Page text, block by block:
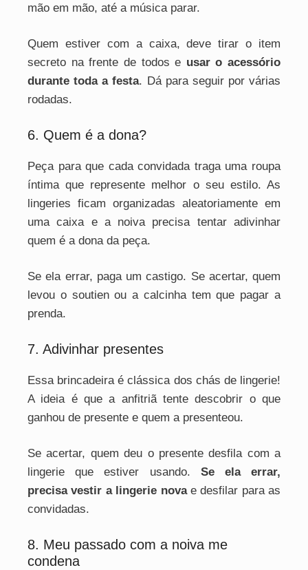
mão em mão, até a música parar.
Quem estiver com a caixa, deve tirar o item
secreto na frente de todos e usar o acessório
durante toda a festa. Dá para seguir por várias
rodadas.
6. Quem é a dona?
Peça para que cada convidada traga uma roupa
íntima que represente melhor o seu estilo. As
lingeries ficam organizadas aleatoriamente em
uma caixa e a noiva precisa tentar adivinhar
quem é a dona da peça.
Se ela errar, paga um castigo. Se acertar, quem
levou o soutien ou a calcinha tem que pagar a
prenda.
7. Adivinhar presentes
Essa brincadeira é clássica dos chás de lingerie!
A ideia é que a anfitriã tente descobrir o que
ganhou de presente e quem a presenteou.
Se acertar, quem deu o presente desfila com a
lingerie que estiver usando. Se ela errar,
precisa vestir a lingerie novae desfilar para as
convidadas.
8. Meu passado com a noiva me
condena